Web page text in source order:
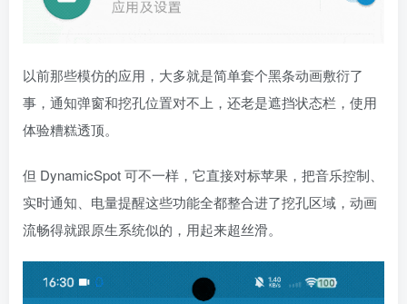
以前那些模仿的应用，大多就是简单套个黑条动画敷衍了
事，通知弹窗和挖孔位置对不上，还老是遮挡状态栏，使用
体验糟糕透顶。
但 DynamicSpot 可不一样，它直接对标苹果，把音乐控制、
实时通知、电量提醒这些功能全都整合进了挖孔区域，动画
流畅得就跟原生系统似的，用起来超丝滑。